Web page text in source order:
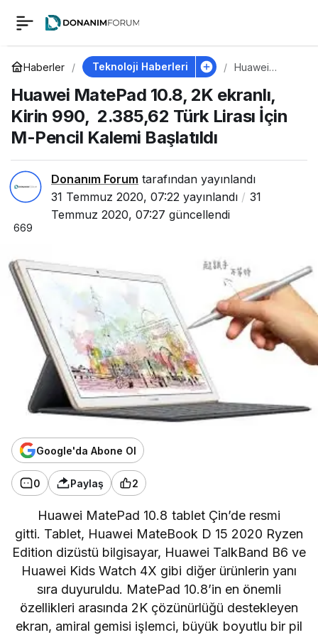
Haberler Teknoloji Haberleri
Huawei
2K ekranlı,
Kirin 990,
2.385,62 Türk
Lirası İçin M-
Huawei MatePad 10.8, 2K ekranlı,
Kirin 990, 2.385,62 Türk Lirası İçin
M-Pencil Kalemi Başlatıldı
Donanım Forum tarafından yayınlandı
31 Temmuz 2020, 07:22 yayınlandı
31
Temmuz 2020, 07:27 güncellendi
669
Google'da Abone Ol
0 Paylaş 2
Huawei MatePad 10.8 tablet Çin’de resmi
gitti. Tablet, Huawei MateBook D 15 2020 Ryzen
Edition dizüstü bilgisayar, Huawei TalkBand B6 ve
Huawei Kids Watch 4X gibi diğer ürünlerin yanı
sıra duyuruldu. MatePad 10.8’in en önemli
özellikleri arasında 2K çözünürlüğü destekleyen
ekran, amiral gemisi işlemci, büyük boyutlu bir pil
Huawei MatePad
10.8, 2K ekranlı, Kirin
990, 2.385,62 Türk
Lirası İçin M-Pencil
Kalemi Başlatıldı